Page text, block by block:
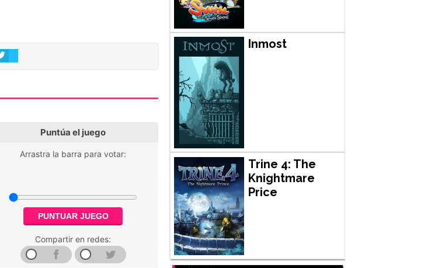
Puntúa el juego
Arrastra la barra para votar:
PUNTUAR JUEGO
Compartir en redes:
Inmost
Trine 4: The
Knightmare
Price